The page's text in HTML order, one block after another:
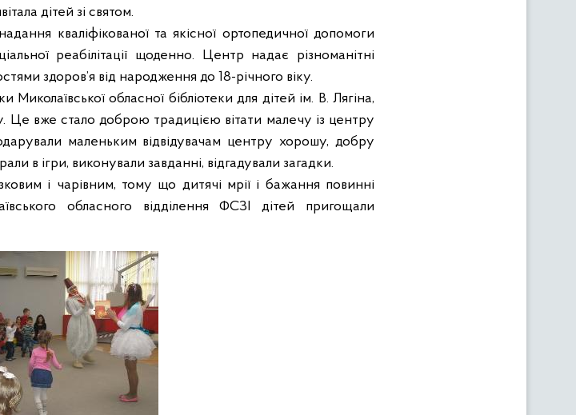
дітей зі святом.
кваліфікованої та якісної ортопедичної допомоги
реабілітації щоденно. Центр надає різноманітні
здоров’я від народження до 18-річного віку.
обласної бібліотеки для дітей ім. В. Лягіна,
Це вже стало доброю традицією вітати малечу із центру
подарували маленьким відвідувачам центру хорошу, добру
в ігри, виконували завданні, відгадували загадки.
і чарівним, тому що дитячі мрії і бажання повинні
обласного відділення ФСЗІ дітей пригощали